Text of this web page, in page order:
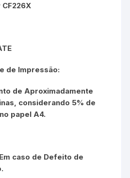
de Impressão:
de Aproximadamente
considerando 5% de
papel A4.
caso de Defeito de